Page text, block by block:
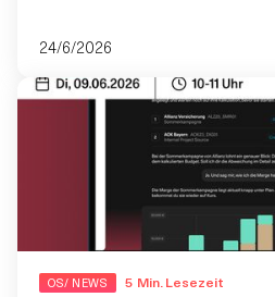
24/6/2026
OS/ NEWS 5 Min. Lesezeit